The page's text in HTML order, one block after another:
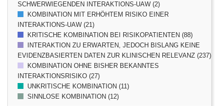
SCHWERWIEGENDEN INTERAKTIONS-UAW (2)
KOMBINATION MIT ERHÖHTEM RISIKO EINER
INTERAKTIONS-UAW (21)
KRITISCHE KOMBINATION BEI RISIKOPATIENTEN (88)
INTERAKTION ZU ERWARTEN, JEDOCH BISLANG KEINE
EVIDENZBASIERTEN DATEN ZUR KLINISCHEN RELEVANZ (237)
KOMBINATION OHNE BISHER BEKANNTES
INTERAKTIONSRISIKO (27)
UNKRITISCHE KOMBINATION (11)
SINNLOSE KOMBINATION (12)